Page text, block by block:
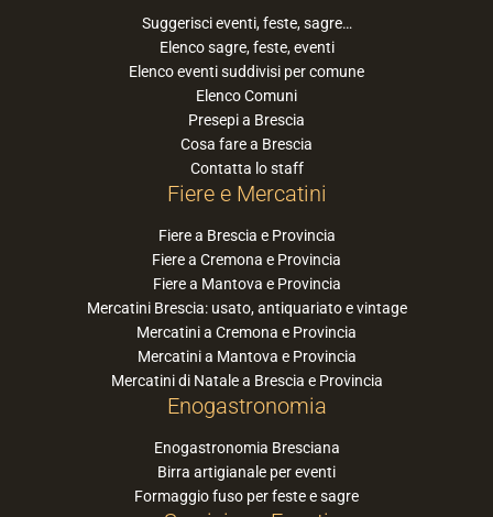
Suggerisci eventi, feste, sagre…
Elenco sagre, feste, eventi
Elenco eventi suddivisi per comune
Elenco Comuni
Presepi a Brescia
Cosa fare a Brescia
Contatta lo staff
Fiere e Mercatini
Fiere a Brescia e Provincia
Fiere a Cremona e Provincia
Fiere a Mantova e Provincia
Mercatini Brescia: usato, antiquariato e vintage
Mercatini a Cremona e Provincia
Mercatini a Mantova e Provincia
Mercatini di Natale a Brescia e Provincia
Enogastronomia
Enogastronomia Bresciana
Birra artigianale per eventi
Formaggio fuso per feste e sagre